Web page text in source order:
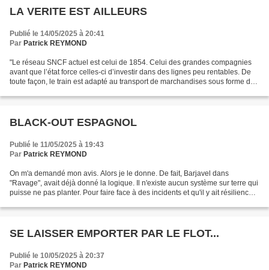
LA VERITE EST AILLEURS
Publié le 14/05/2025 à 20:41
Par Patrick REYMOND
"Le réseau SNCF actuel est celui de 1854. Celui des grandes compagnies
avant que l’état force celles-ci d’investir dans des lignes peu rentables. De
toute façon, le train est adapté au transport de marchandises sous forme de
BLACK-OUT ESPAGNOL
Publié le 11/05/2025 à 19:43
Par Patrick REYMOND
On m'a demandé mon avis. Alors je le donne. De fait, Barjavel dans
"Ravage", avait déjà donné la logique. Il n'existe aucun système sur terre qui
puisse ne pas planter. Pour faire face à des incidents et qu'il y ait résilience,
SE LAISSER EMPORTER PAR LE FLOT...
Publié le 10/05/2025 à 20:37
Par Patrick REYMOND